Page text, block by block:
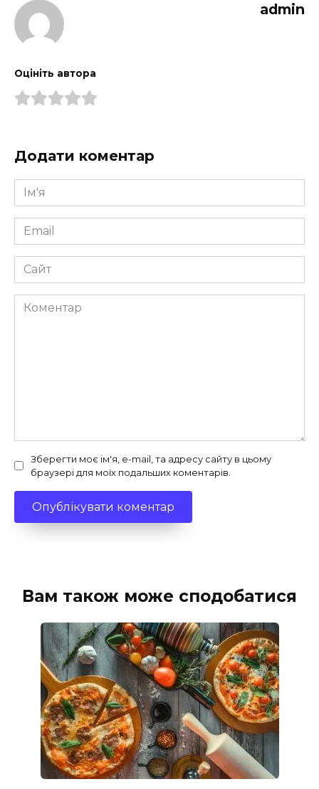
admin
Оцініть автора
Додати коментар
Ім'я
*
Email
*
Сайт
Коментар
Зберегти моє ім'я, e-mail, та адресу сайту в цьому
браузері для моїх подальших коментарів.
Вам також може сподобатися